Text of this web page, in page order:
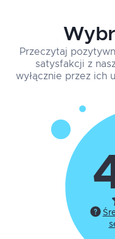
Przeczytaj
satysfakcji z
wyłącznie przez ich